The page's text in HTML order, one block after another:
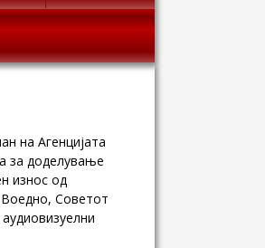
на Агенцијата
за доделување
износ од
Воедно, Советот